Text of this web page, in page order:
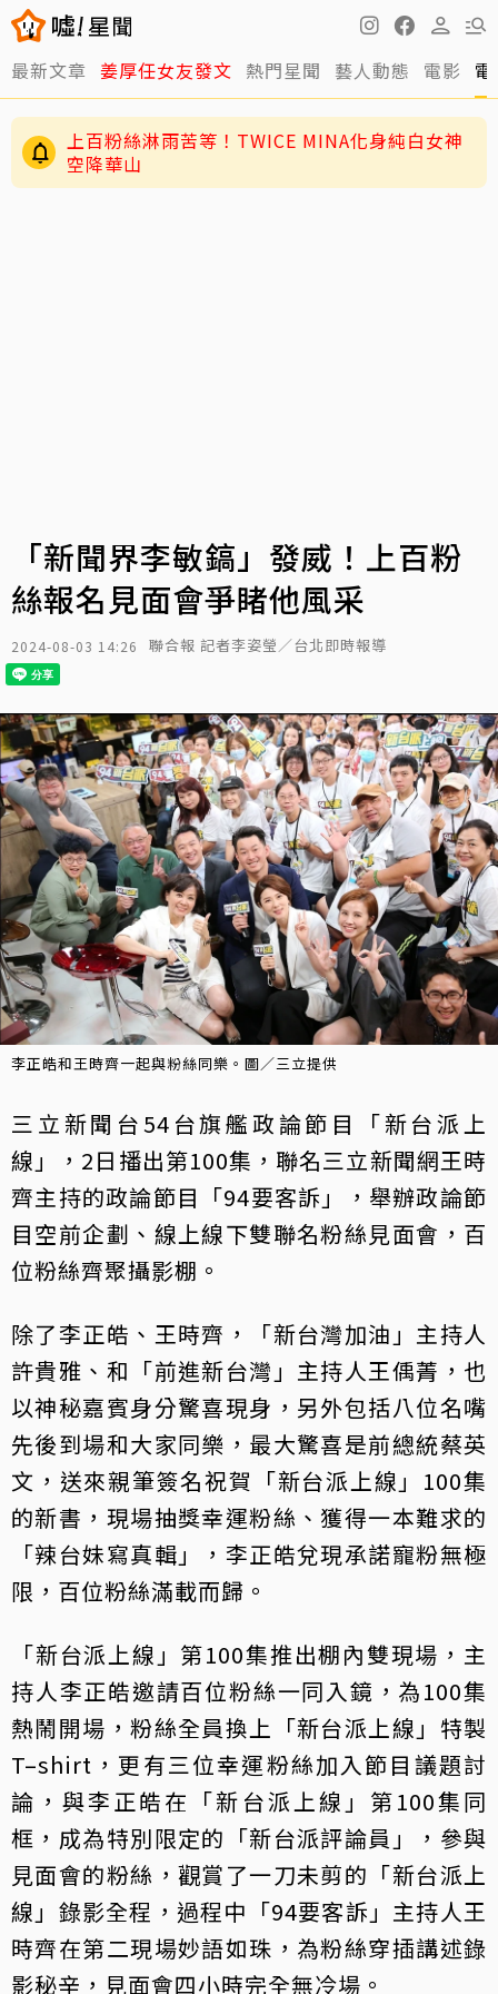
最新文章 姜厚任女友發文 熱門星聞 藝人動態 電影
上百粉絲淋雨苦等！TWICE MINA化身純白女神
空降華山
「新聞界李敏鎬」發威！上百粉
絲報名見面會爭睹他風采
2024-08-03 14:26 聯合報 記者李姿瑩／台北即時報導
李正皓和王時齊一起與粉絲同樂。圖／三立提供
三立新聞台54台旗艦政論節目「新台派上
線」，2日播出第100集，聯名三立新聞網王時
齊主持的政論節目「94要客訴」，舉辦政論節
目空前企劃、線上線下雙聯名粉絲見面會，百
位粉絲齊聚攝影棚。
除了李正皓、王時齊，「新台灣加油」主持人
許貴雅、和「前進新台灣」主持人王偊菁，也
以神秘嘉賓身分驚喜現身，另外包括八位名嘴
先後到場和大家同樂，最大驚喜是前總統蔡英
文，送來親筆簽名祝賀「新台派上線」100集
的新書，現場抽獎幸運粉絲、獲得一本難求的
「辣台妹寫真輯」，李正皓兌現承諾寵粉無極
限，百位粉絲滿載而歸。
「新台派上線」第100集推出棚內雙現場，主
持人李正皓邀請百位粉絲一同入鏡，為100集
熱鬧開場，粉絲全員換上「新台派上線」特製
T–shirt，更有三位幸運粉絲加入節目議題討
論，與李正皓在「新台派上線」第100集同
框，成為特別限定的「新台派評論員」，參與
見面會的粉絲，觀賞了一刀未剪的「新台派上
線」錄影全程，過程中「94要客訴」主持人王
時齊在第二現場妙語如珠，為粉絲穿插講述錄
影秘辛，見面會四小時完全無冷場。